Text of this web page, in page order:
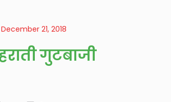
December 21, 2018
गुटबाजी